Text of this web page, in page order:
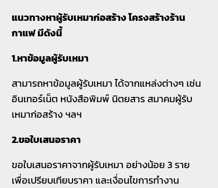
แนวทางหาผู้รับเหมาก่อสร้าง โครงสร้างร้าน
กาแฟ มีดังนี้
1.หาข้อมูลผู้รับเหมา
สามารถหาข้อมูลผู้รับเหมา ได้จากแหล่งต่างๆ เช่น
อินเทอร์เน็ต หนังสือพิมพ์ นิตยสาร สมาคมผู้รับ
เหมาก่อสร้าง ฯลฯ
2.ขอใบเสนอราคา
ขอใบเสนอราคาจากผู้รับเหมา อย่างน้อย 3 ราย
เพื่อเปรียบเทียบราคา และเงื่อนไขการทำงาน